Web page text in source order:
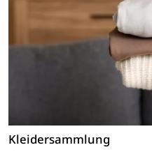
Kleidersammlung